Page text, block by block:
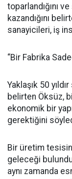
toparlandığını
kazandığını
sanayicileri, iş
“Bir Fabrika
Yaklaşık 50
belirten Öksüz,
ekonomik bir
gerektiğini
Bir üretim
geleceği
aynı zamanda